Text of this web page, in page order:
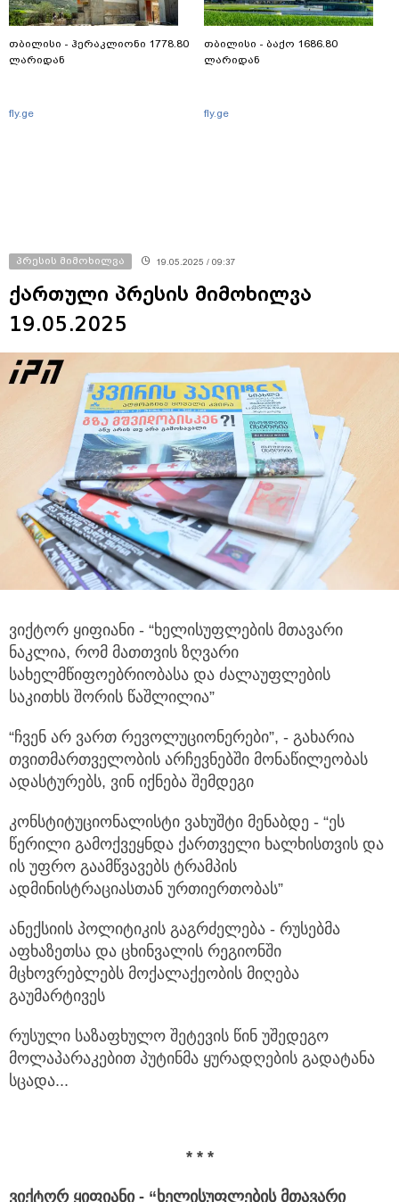
თბილისი - ჰერაკლიონი 1778.80
ლარიდან
fly.ge
თბილისი - ბაქო 1686.80
ლარიდან
fly.ge
პრესის მიმოხილვა 19.05.2025 / 09:37
ქართული პრესის მიმოხილვა
19.05.2025
ვიქტორ ყიფიანი - “ხელისუფლების მთავარი
ნაკლია, რომ მათთვის ზღვარი
სახელმწიფოებრიობასა და ძალაუფლების
საკითხს შორის წაშლილია”
“ჩვენ არ ვართ რევოლუციონერები”, - გახარია
თვითმართველობის არჩევნებში მონაწილეობას
ადასტურებს, ვინ იქნება შემდეგი
კონსტიტუციონალისტი ვახუშტი მენაბდე - “ეს
წერილი გამოქვეყნდა ქართველი ხალხისთვის და
ის უფრო გაამწვავებს ტრამპის
ადმინისტრაციასთან ურთიერთობას”
ანექსიის პოლიტიკის გაგრძელება - რუსებმა
აფხაზეთსა და ცხინვალის რეგიონში
მცხოვრებლებს მოქალაქეობის მიღება
გაუმარტივეს
რუსული საზაფხულო შეტევის წინ უშედეგო
მოლაპარაკებით პუტინმა ყურადღების გადატანა
სცადა...
* * *
ვიქტორ ყიფიანი - “ხელისუფლების მთავარი